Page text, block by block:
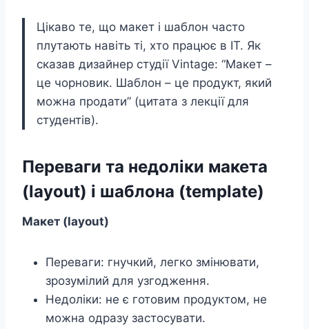
Цікаво те, що макет і шаблон часто
плутають навіть ті, хто працює в IT. Як
сказав дизайнер студії Vintage: “Макет –
це чорновик. Шаблон – це продукт, який
можна продати” (цитата з лекції для
студентів).
Переваги та недоліки макета
(layout) і шаблона (template)
Макет (layout)
Переваги: гнучкий, легко змінювати,
зрозумілий для узгодження.
Недоліки: не є готовим продуктом, не
можна одразу застосувати.